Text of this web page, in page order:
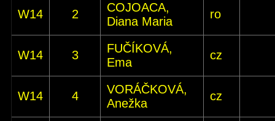
W14 2
COJOACA,
Diana Maria
ro
W14 3
FUČÍKOVÁ,
Ema
cz
W14 4
VORÁČKOVÁ,
Anežka
cz